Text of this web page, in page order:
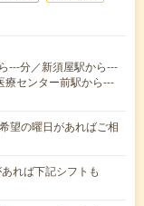
---分／新須屋駅から---
療センター前駅から---
望の曜日があればご相
れば下記シフトも